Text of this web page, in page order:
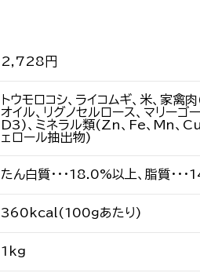
2,728円
トウモロコシ、ライコムギ、米、家
オイル、リグノセルロース、マリーゴ
D3)、ミネラル類(Zn、Fe、Mn、Cu
ェロール抽出物)
たん白質・・・18.0%以上、脂質・・
360kcal(100ｇあたり)
1kg